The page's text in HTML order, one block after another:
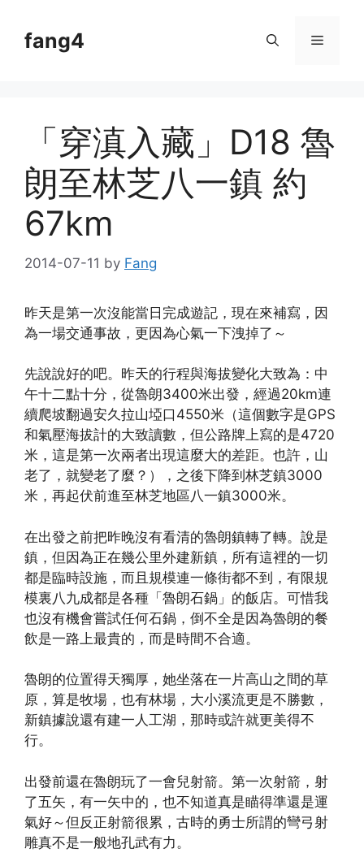
contentfang4 Menu
「穿滇入藏」D18 魯
朗至林芝八一鎮 約
67km
2014-07-11 by Fang
昨天是第一次沒能當日完成遊記，現在來補寫，因
為一場交通事故，更因為心氣一下洩掉了～
先說說好的吧。昨天的行程與海拔變化大致為：中
午十二點十分，從魯朗3400米出發，經過20km連
續爬坡翻過安久拉山埡口4550米（這個數字是GPS
和氣壓海拔計的大致讀數，但公路牌上寫的是4720
米，這是第一次兩者出現這麼大的差距。也許，山
老了，就變老了麼？），之後下降到林芝鎮3000
米，再起伏前進至林芝地區八一鎮3000米。
在出發之前把昨晚沒有看清的魯朗鎮轉了轉。說是
鎮，但因為正在幾公里外建新鎮，所有這裡的一切
都是臨時設施，而且規模連一條街都不到，有限規
模裏八九成都是各種「魯朗石鍋」的飯店。可惜我
也沒有機會嘗試任何石鍋，倒不全是因為魯朗的餐
飲是一路上最貴的，而是時間不合適。
魯朗的位置得天獨厚，她坐落在一片高山之間的草
原，算是牧場，也有林場，大小溪流更是不勝數，
新鎮據說還有建一人工湖，那時或許就更美得不
行。
出發前還在魯朗玩了一會兒射箭。第一次射箭，射
了五矢，有一矢中的，也不知道真是瞄得準還是運
氣好～但反正射箭很累，古時的勇士所謂的彎弓射
雕真不是一般地孔武有力。